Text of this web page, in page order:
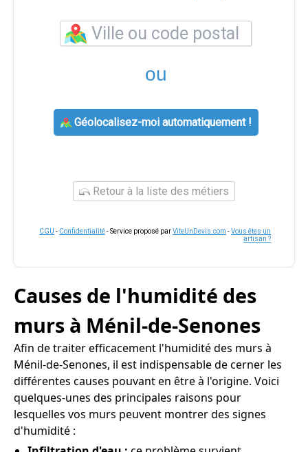
ou
Géolocalisez-moi automatiquement !
Retour à la liste des métiers
CGU - Confidentialité- Service proposé parViteUnDevis.com -Vous êtes un
artisan ?
Causes de l'humidité des
murs à Ménil-de-Senones
Afin de traiter efficacement l'humidité des murs à
Ménil-de-Senones, il est indispensable de cerner les
différentes causes pouvant en être à l'origine. Voici
quelques-unes des principales raisons pour
lesquelles vos murs peuvent montrer des signes
d'humidité :